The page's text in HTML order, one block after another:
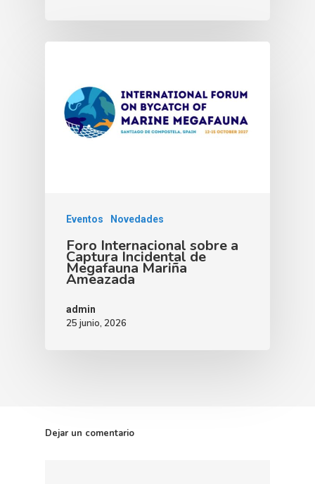
Eventos Novedades
Foro Internacional sobre a
Captura Incidental de
Megafauna Mariña
Ameazada
admin
25 junio, 2026
Dejar un comentario